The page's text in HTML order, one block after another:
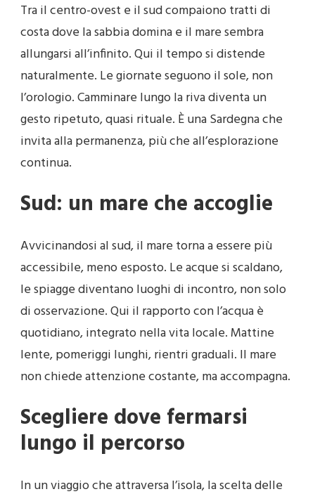
Tra il centro-ovest e il sud compaiono tratti di
costa dove la sabbia domina e il mare sembra
allungarsi all’infinito. Qui il tempo si distende
naturalmente. Le giornate seguono il sole, non
l’orologio. Camminare lungo la riva diventa un
gesto ripetuto, quasi rituale. È una Sardegna che
invita alla permanenza, più che all’esplorazione
continua.
Sud: un mare che accoglie
Avvicinandosi al sud, il mare torna a essere più
accessibile, meno esposto. Le acque si scaldano,
le spiagge diventano luoghi di incontro, non solo
di osservazione. Qui il rapporto con l’acqua è
quotidiano, integrato nella vita locale. Mattine
lente, pomeriggi lunghi, rientri graduali. Il mare
non chiede attenzione costante, ma accompagna.
Scegliere dove fermarsi
lungo il percorso
In un viaggio che attraversa l’isola, la scelta delle